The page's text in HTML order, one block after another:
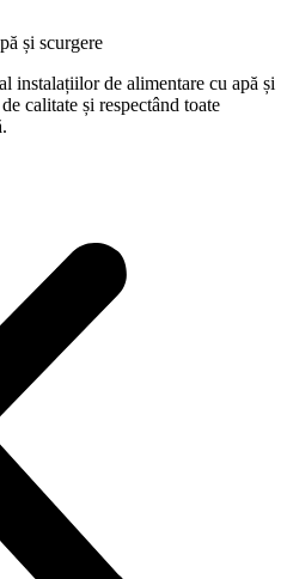
și scurgere
instalațiilor de alimentare cu apă și
calitate și respectând toate